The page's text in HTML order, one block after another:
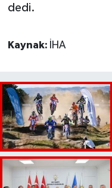
dedi.
Kaynak: İHA